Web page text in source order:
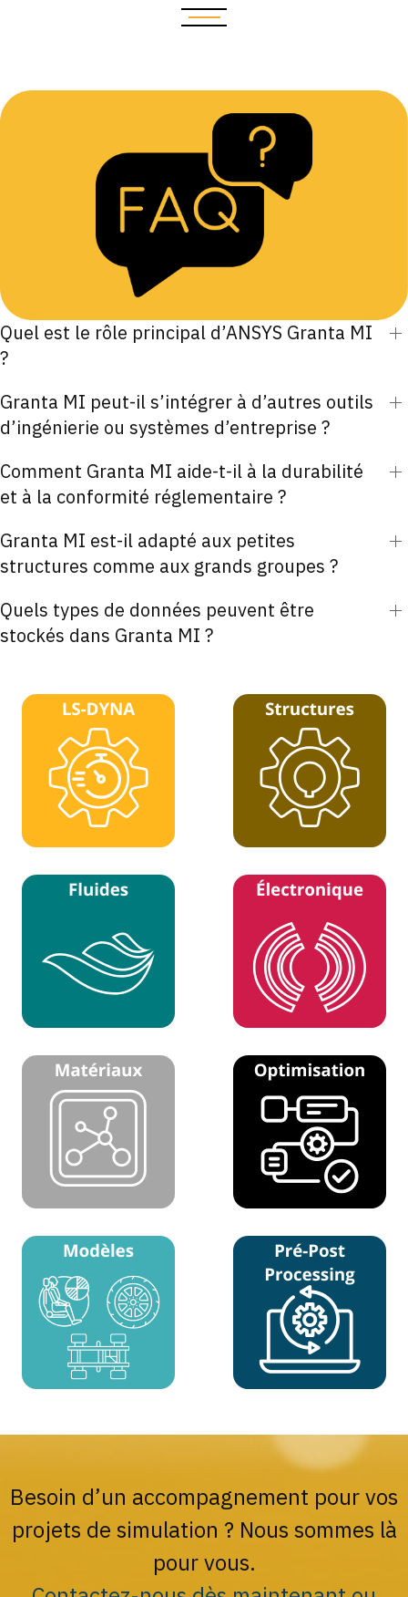
Quel est le rôle principal d’ANSYS Granta MI
?
Granta MI peut-il s’intégrer à d’autres outils
d’ingénierie ou systèmes d’entreprise ?
Comment Granta MI aide-t-il à la durabilité
et à la conformité réglementaire ?
Granta MI est-il adapté aux petites
structures comme aux grands groupes ?
Quels types de données peuvent être
stockés dans Granta MI ?
Besoin d’un accompagnement pour vos
projets de simulation ? Nous sommes là
pour vous.